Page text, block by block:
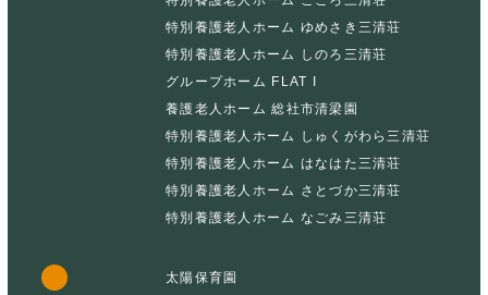
特別養護老人ホーム ゆめさき三清荘
特別養護老人ホーム しのろ三清荘
グループホーム FLAT I
養護老人ホーム 総社市清梁園
特別養護老人ホーム しゅくがわら三清荘
特別養護老人ホーム はなはた三清荘
特別養護老人ホーム さとづか三清荘
特別養護老人ホーム なごみ三清荘
太陽保育園